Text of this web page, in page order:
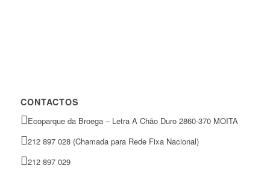
CONTACTOS
Ecoparque da Broega – Letra A Chão Duro 2860-370 MOITA
212 897 028 (Chamada para Rede Fixa Nacional)
212 897 029